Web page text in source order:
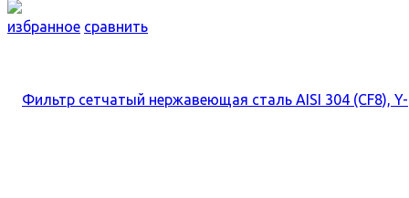
избранное сравнить